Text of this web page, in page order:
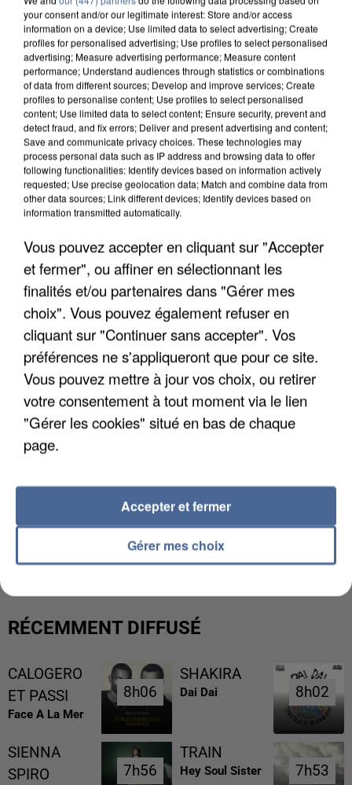
L’UN DES FONDATEURS SUPPOSÉS DE LA DZ
MAFIA INTERPELLÉ EN ALGÉRIE
UN SECOND CADRE DE LA DZ MAFIA
INTERPELLÉ EN ALGÉRIE
RÉCEMMENT DIFFUSÉ
CALOGERO
ET PASSI
Face A La Mer
8h06
8h06
SHAKIRA
Dai Dai 8h02
8h02
SIENNA
SPIRO
7h56
7h56
TRAIN
Hey Soul Sister 7h53
7h53
your consent and/or our legitimate interest: Store and/or access
information on a device; Use limited data to select advertising; Create
profiles for personalised advertising; Use profiles to select personalised
advertising; Measure advertising performance; Measure content
performance; Understand audiences through statistics or combinations
of data from different sources; Develop and improve services; Create
profiles to personalise content; Use profiles to select personalised
content; Use limited data to select content; Ensure security, prevent and
detect fraud, and fix errors; Deliver and present advertising and content;
Save and communicate privacy choices. These technologies may
process personal data such as IP address and browsing data to offer
following functionalities: Identify devices based on information actively
requested; Use precise geolocation data; Match and combine data from
other data sources; Link different devices; Identify devices based on
information transmitted automatically.
Vous pouvez accepter en cliquant sur "Accepter
et fermer", ou affiner en sélectionnant les
finalités et/ou partenaires dans "Gérer mes
choix". Vous pouvez également refuser en
cliquant sur "Continuer sans accepter". Vos
préférences ne s'appliqueront que pour ce site.
Vous pouvez mettre à jour vos choix, ou retirer
votre consentement à tout moment via le lien
"Gérer les cookies" situé en bas de chaque
page.
Gérer mes choix
Accepter et fermer